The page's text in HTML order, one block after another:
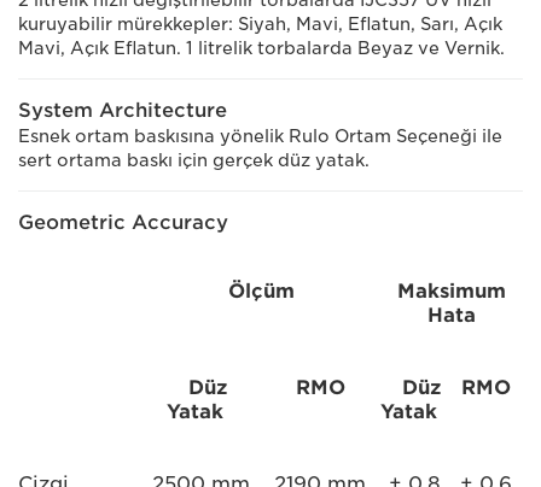
kuruyabilir mürekkepler: Siyah, Mavi, Eflatun, Sarı, Açık
Mavi, Açık Eflatun. 1 litrelik torbalarda Beyaz ve Vernik.
System Architecture
Esnek ortam baskısına yönelik Rulo Ortam Seçeneği ile
sert ortama baskı için gerçek düz yatak.
Geometric Accuracy
Ölçüm
Maksimum
Hata
Düz
Yatak
RMO
Düz
Yatak
RMO